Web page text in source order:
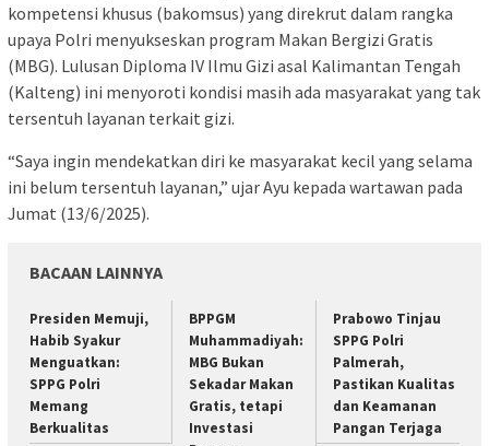
kompetensi khusus (bakomsus) yang direkrut dalam rangka
upaya Polri menyukseskan program Makan Bergizi Gratis
(MBG). Lulusan Diploma IV Ilmu Gizi asal Kalimantan Tengah
(Kalteng) ini menyoroti kondisi masih ada masyarakat yang tak
tersentuh layanan terkait gizi.
“Saya ingin mendekatkan diri ke masyarakat kecil yang selama
ini belum tersentuh layanan,” ujar Ayu kepada wartawan pada
Jumat (13/6/2025).
BACAAN LAINNYA
Presiden Memuji,
Habib Syakur
Menguatkan:
SPPG Polri
Memang
Berkualitas
BPPGM
Muhammadiyah:
MBG Bukan
Sekadar Makan
Gratis, tetapi
Investasi
Prabowo Tinjau
SPPG Polri
Palmerah,
Pastikan Kualitas
dan Keamanan
Pangan Terjaga